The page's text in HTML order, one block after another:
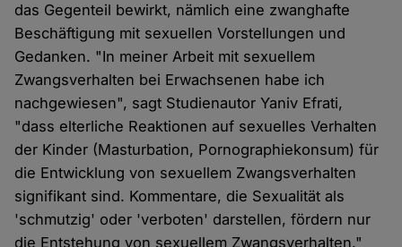
das Gegenteil bewirkt, nämlich eine zwanghafte
Beschäftigung mit sexuellen Vorstellungen und
Gedanken. "In meiner Arbeit mit sexuellem
Zwangsverhalten bei Erwachsenen habe ich
nachgewiesen", sagt Studienautor Yaniv Efrati,
"dass elterliche Reaktionen auf sexuelles Verhalten
der Kinder (Masturbation, Pornographiekonsum) für
die Entwicklung von sexuellem Zwangsverhalten
signifikant sind. Kommentare, die Sexualität als
'schmutzig' oder 'verboten' darstellen, fördern nur
die Entstehung von sexuellem Zwangsverhalten."